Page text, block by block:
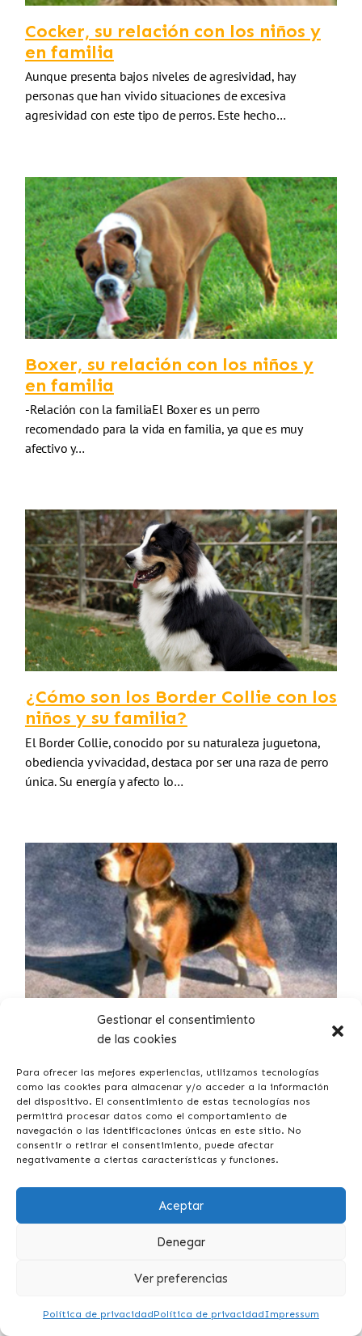
Gestionar el consentimiento
de las cookies
Para ofrecer las mejores experiencias, utilizamos tecnologías
como las cookies para almacenar y/o acceder a la información
del dispositivo. El consentimiento de estas tecnologías nos
permitirá procesar datos como el comportamiento de
navegación o las identificaciones únicas en este sitio. No
consentir o retirar el consentimiento, puede afectar
negativamente a ciertas características y funciones.
Aceptar
Denegar
Ver preferencias
Política de privacidadPolítica de privacidadImpressum
Cocker, su relación con los niños y
en familia
Aunque presenta bajos niveles de agresividad, hay
personas que han vivido situaciones de excesiva
agresividad con este tipo de perros. Este hecho…
Boxer, su relación con los niños y
en familia
-Relación con la familiaEl Boxer es un perro
recomendado para la vida en familia, ya que es muy
afectivo y…
¿Cómo son los Border Collie con los
niños y su familia?
El Border Collie, conocido por su naturaleza juguetona,
obediencia y vivacidad, destaca por ser una raza de perro
única. Su energía y afecto lo…
Beagle, su relación con los niños y
-Relación con la familiaAl ser de tamaño medio, el Beagle
se adaptará cómodamente a la vida en un apartamento,
ya…